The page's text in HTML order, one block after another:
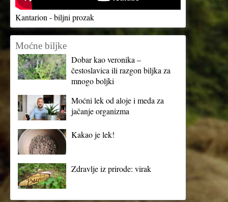
Kantarion - biljni prozak
Moćne biljke
Dobar kao veronika –
čestoslavica ili razgon biljka za
mnogo boljki
Moćni lek od aloje i meda za
jačanje organizma
Kakao je lek!
Zdravlje iz prirode: virak